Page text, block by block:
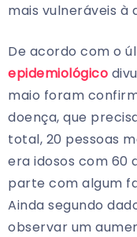
mais vulneráveis à
De acordo com o
epidemiológico
maio foram
doença, que
total, 20 pessoas
era idosos com 60
parte com algum
Ainda segundo
observar um